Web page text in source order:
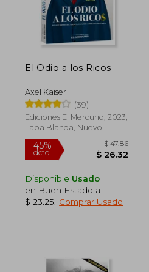
El Odio a los Ricos
Axel Kaiser
(39)
Ediciones El Mercurio, 2023,
Tapa Blanda, Nuevo
Disponible Usado
en Buen Estado a
$ 23.25
Comprar Usado